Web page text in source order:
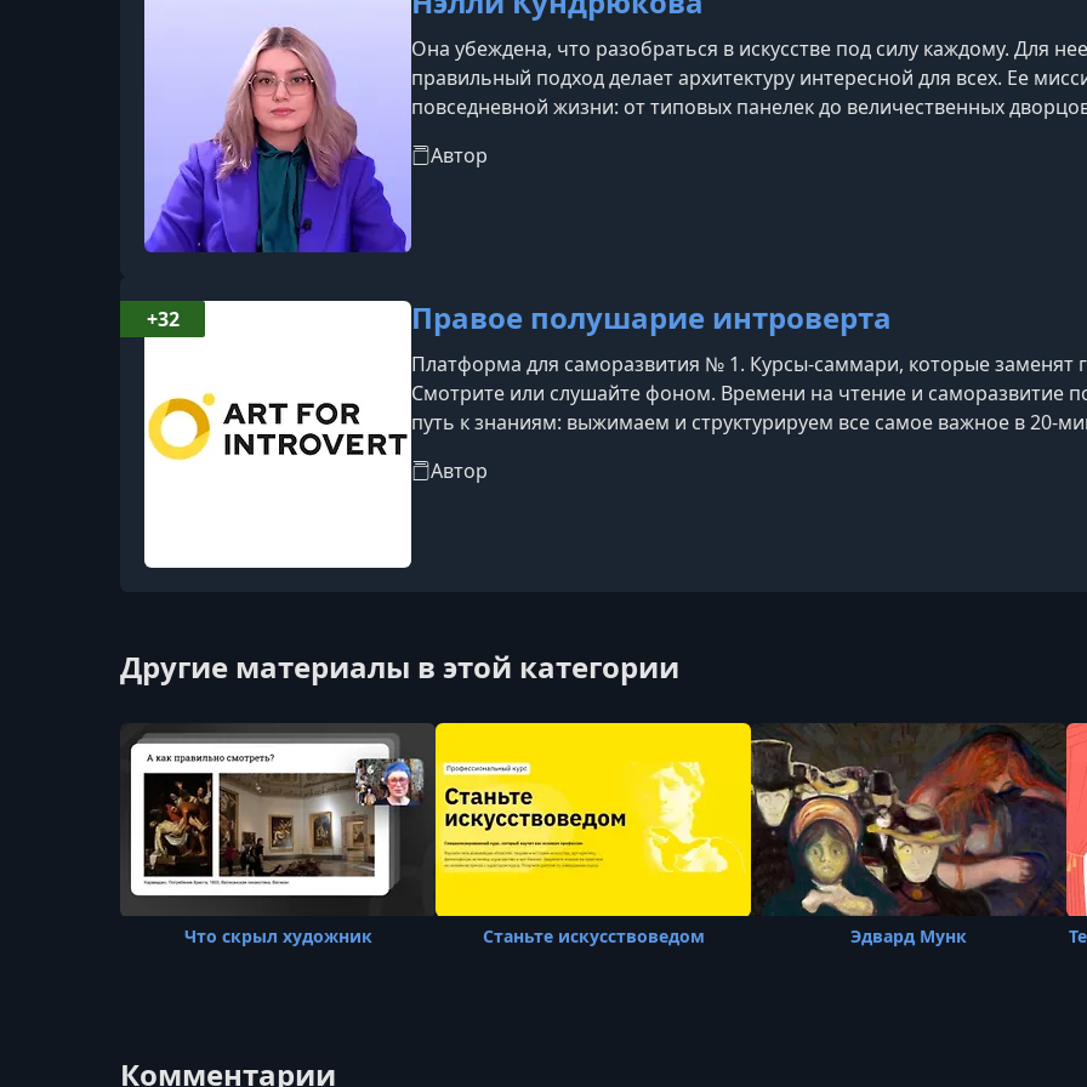
Она убеждена, что разобраться в искусстве под силу каждому. Для
правильный подход делает архитектуру интересной для всех. Ее
повседневной жизни: от типовых панелек до величественных
зрения, превращая городские улицы в настоящую о
Автор
Правое полушарие интроверта
Платформа для саморазвития № 1. Курсы-саммари, которые заменят
Смотрите или слушайте фоном. Времени на чтение и саморазвитие
путь к знаниям: выжимаем и структурируем все самое важное в 20-
Автор
+32
Другие материалы в этой категории
Что скрыл художник Станьте искусствоведом Эдвард Мунк
Комментарии